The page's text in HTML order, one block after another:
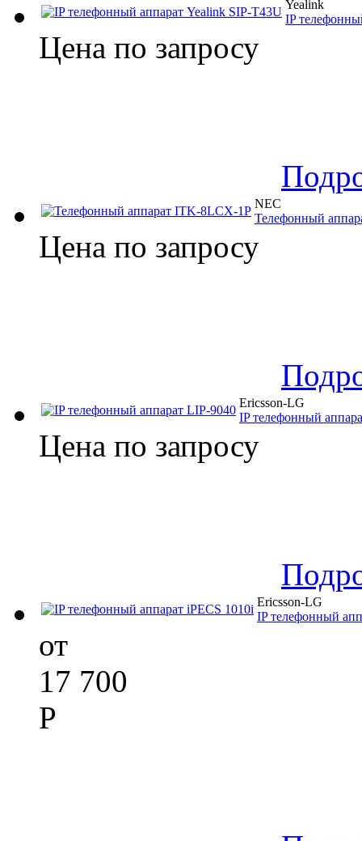
Yealink
IP
Цена по запросу
NEC
Телефонный
Цена по запросу
Ericsson-LG
IP телефонный
Цена по запросу
Ericsson-LG
IP телефонный
от
17 700
Р